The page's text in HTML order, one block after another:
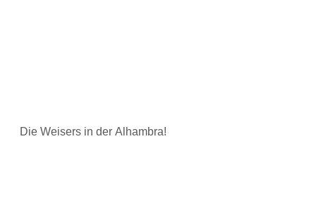
Die Weisers in der Alhambra!